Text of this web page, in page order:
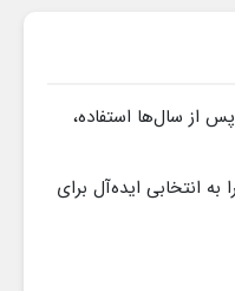
از سال‌ها استفاده،
انتخابی ایده‌آل برای